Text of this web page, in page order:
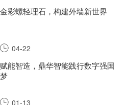
金彩螺轻理石，构建外墙新世界
04-22
赋能智造，鼎华智能践行数字强国
梦
01-13